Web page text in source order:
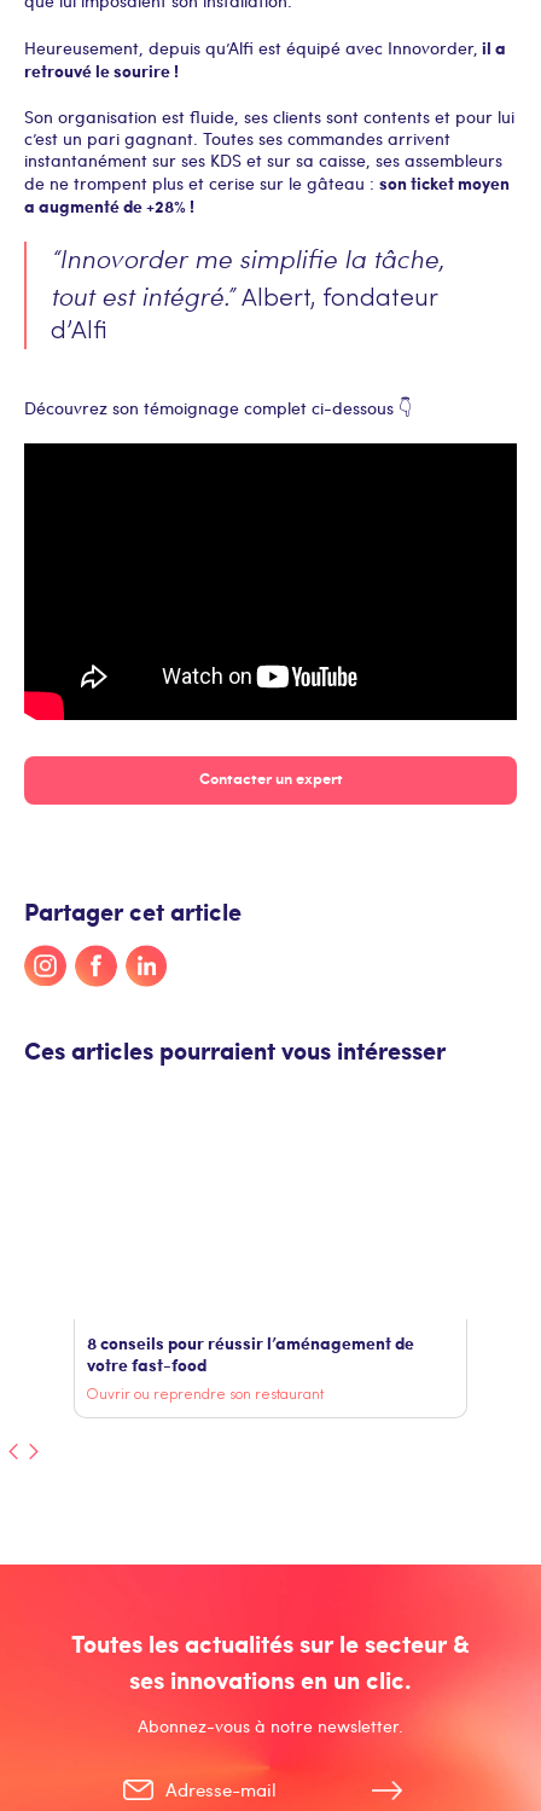
Heureusement, depuis qu’Alfi est équipé avec Innovorder, il a
retrouvé le sourire !
Son organisation est fluide, ses clients sont contents et pour lui
c’est un pari gagnant. Toutes ses commandes arrivent
instantanément sur ses KDS et sur sa caisse, ses assembleurs
de ne trompent plus et cerise sur le gâteau : son ticket moyen
a augmenté de +28% !
“Innovorder me simplifie la tâche,
tout est intégré.” Albert, fondateur
d’Alfi
Découvrez son témoignage complet ci-dessous 👇
Contacter un expert
Partager cet article
Ces articles pourraient vous intéresser
8 conseils pour réussir l’aménagement de
votre fast-food
Ouvrir ou reprendre son restaurant
Toutes les actualités sur le secteur &
ses innovations en un clic.
Abonnez-vous à notre newsletter.